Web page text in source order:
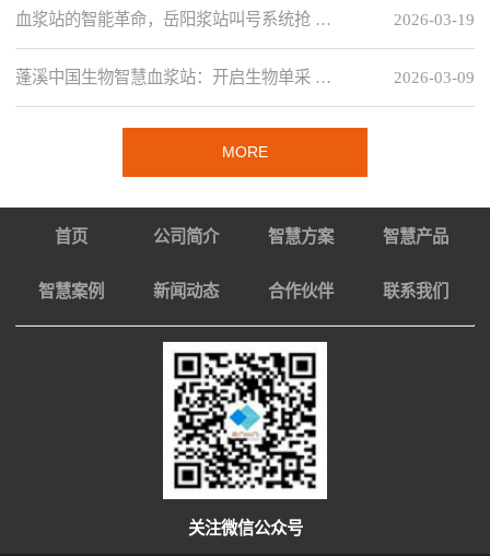
2026-03-19
血浆站的智能革命，岳阳浆站叫号系统抢 …
2026-03-09
蓬溪中国生物智慧血浆站：开启生物单采 …
MORE
首页 公司简介 智慧方案 智慧产品
智慧案例 新闻动态 合作伙伴 联系我们
关注微信公众号